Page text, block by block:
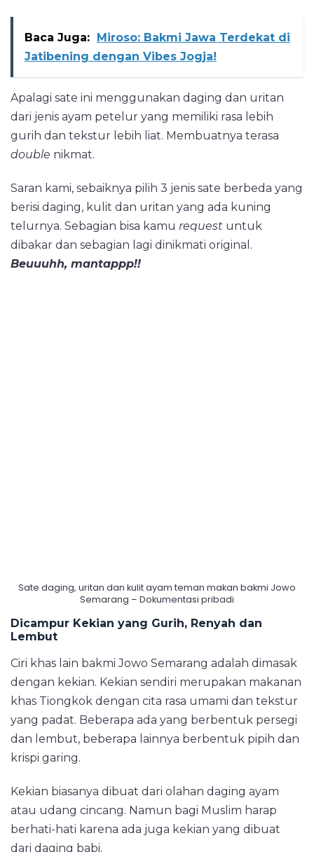
Baca Juga: Miroso: Bakmi Jawa Terdekat di
Jatibening dengan Vibes Jogja!
Apalagi sate ini menggunakan daging dan uritan
dari jenis ayam petelur yang memiliki rasa lebih
gurih dan tekstur lebih liat. Membuatnya terasa
double nikmat.
Saran kami, sebaiknya pilih 3 jenis sate berbeda yang
berisi daging, kulit dan uritan yang ada kuning
telurnya. Sebagian bisa kamu request untuk
dibakar dan sebagian lagi dinikmati original.
Beuuuhh, mantappp!!
Sate daging, uritan dan kulit ayam teman makan bakmi Jowo
Semarang – Dokumentasi pribadi
Dicampur Kekian yang Gurih, Renyah dan
Lembut
Ciri khas lain bakmi Jowo Semarang adalah dimasak
dengan kekian. Kekian sendiri merupakan makanan
khas Tiongkok dengan cita rasa umami dan tekstur
yang padat. Beberapa ada yang berbentuk persegi
dan lembut, beberapa lainnya berbentuk pipih dan
krispi garing.
Kekian biasanya dibuat dari olahan daging ayam
atau udang cincang. Namun bagi Muslim harap
berhati-hati karena ada juga kekian yang dibuat
dari daging babi.